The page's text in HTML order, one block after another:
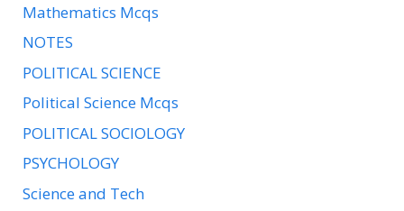
Mathematics Mcqs
NOTES
POLITICAL SCIENCE
Political Science Mcqs
POLITICAL SOCIOLOGY
PSYCHOLOGY
Science and Tech